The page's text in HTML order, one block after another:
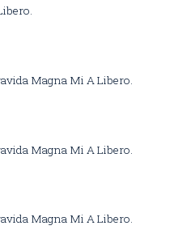
Magna Mi A Libero.
Magna Mi A Libero.
Magna Mi A Libero.